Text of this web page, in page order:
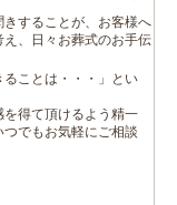
することが、お客様へ
、日々お葬式のお手伝
ことは・・・」とい
得て頂けるよう精一
でもお気軽にご相談